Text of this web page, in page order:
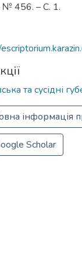
№ 456. – С. 1.
та сусідні
інформація
Scholar